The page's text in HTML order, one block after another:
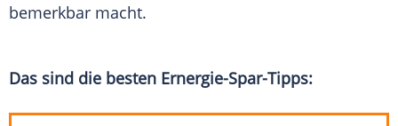
bemerkbar macht.
Das sind die besten Ernergie-Spar-Tipps: